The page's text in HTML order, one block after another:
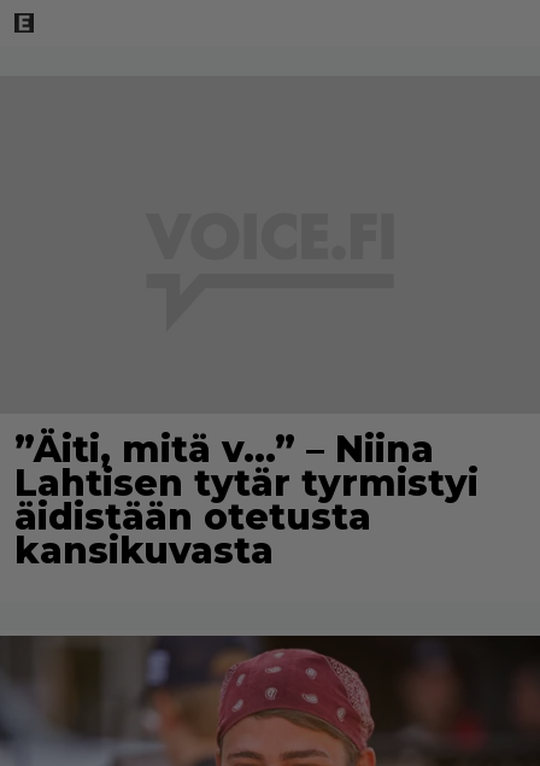
”Äiti, mitä v…” – Niina
Lahtisen tytär tyrmistyi
äidistään otetusta
kansikuvasta